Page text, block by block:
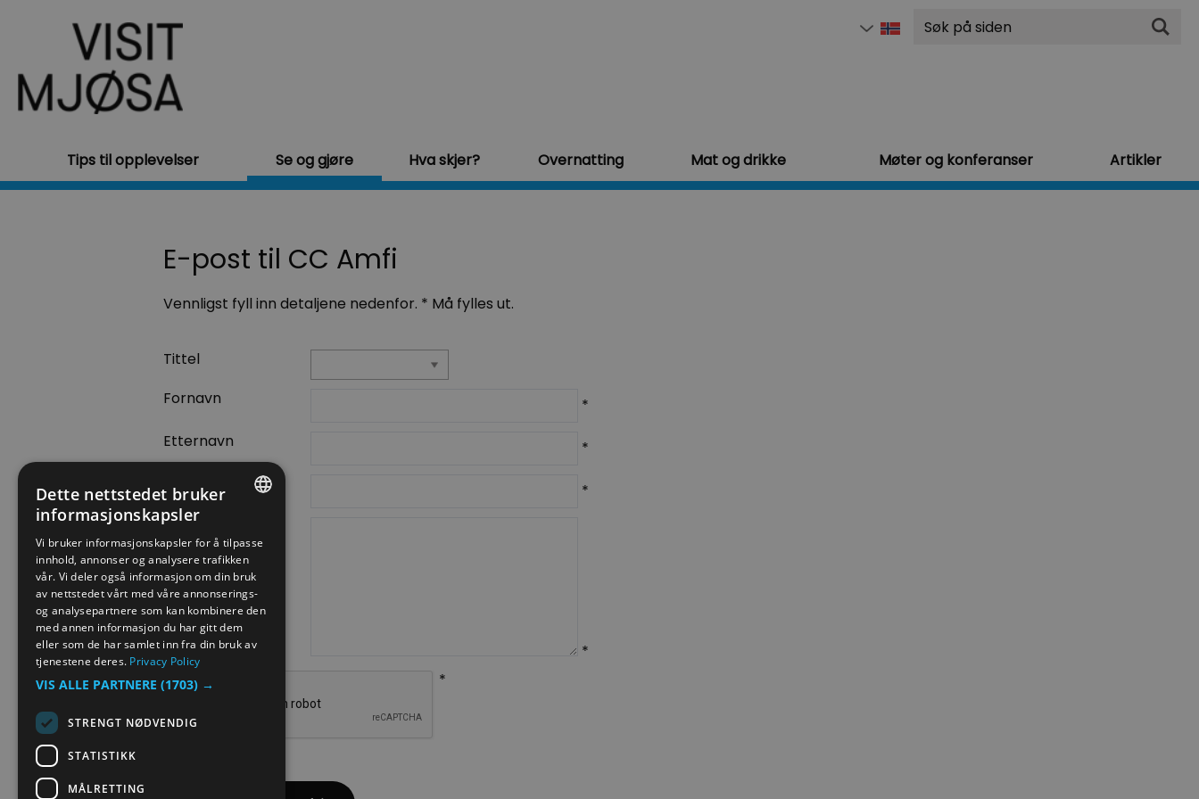
Søk
Tips til opplevelser Se og gjøre Hva skjer? Overnatting Mat og drikke Møter og konferanser Artikler
E-post til CC Amfi
Vennligst fyll inn detaljene nedenfor. * Må fylles ut.
Tittel
Fornavn
*
Etternavn
*
E-postadresse
*
Forespørsel
*
*
NORWEGIAN
GERMAN
Dette nettstedet bruker
informasjonskapsler
Vi bruker informasjonskapsler for å tilpasse
innhold, annonser og analysere trafikken
vår. Vi deler også informasjon om din bruk
av nettstedet vårt med våre annonserings-
og analysepartnere som kan kombinere den
med annen informasjon du har gitt dem
eller som de har samlet inn fra din bruk av
tjenestene deres. Privacy Policy
VIS ALLE PARTNERE (1703) →
STRENGT NØDVENDIG
STATISTIKK
MÅLRETTING